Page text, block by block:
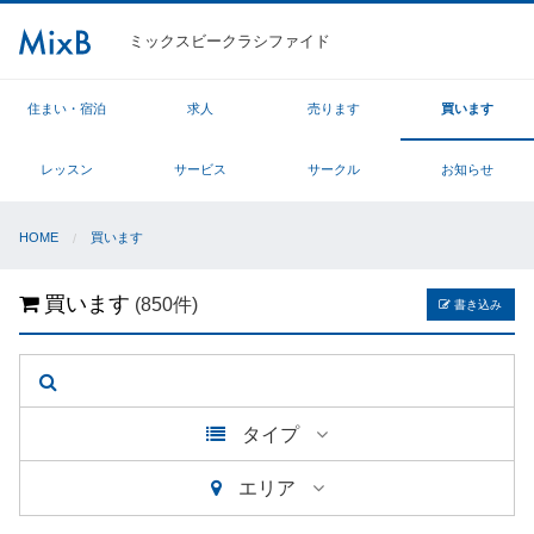
ミックスビークラシファイド
住まい・宿泊 求人 売ります 買います
レッスン サービス サークル お知らせ
HOME 買います
買います (850件) 書き込み
タイプ
エリア